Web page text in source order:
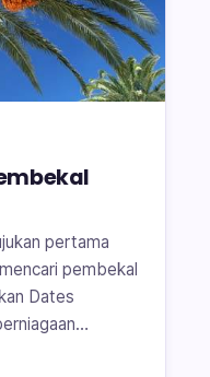
pertama
pembekal
Dates